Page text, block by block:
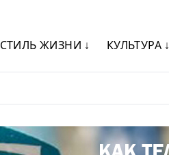
СТИЛЬ ЖИЗНИ ↓ КУЛЬТУРА ↓